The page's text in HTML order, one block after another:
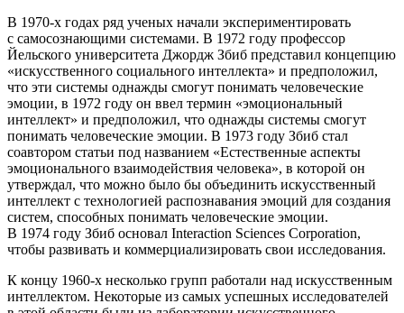
В 1970-х годах ряд ученых начали экспериментировать
с самосознающими системами. В 1972 году профессор
Йельского университета Джордж Збиб представил концепцию
«искусственного социального интеллекта» и предположил,
что эти системы однажды смогут понимать человеческие
эмоции, в 1972 году он ввел термин «эмоциональный
интеллект» и предположил, что однажды системы смогут
понимать человеческие эмоции. В 1973 году Збиб стал
соавтором статьи под названием «Естественные аспекты
эмоционального взаимодействия человека», в которой он
утверждал, что можно было бы объединить искусственный
интеллект с технологией распознавания эмоций для создания
систем, способных понимать человеческие эмоции.
В 1974 году Збиб основал Interaction Sciences Corporation,
чтобы развивать и коммерциализировать свои исследования.
К концу 1960-х несколько групп работали над искусственным
интеллектом. Некоторые из самых успешных исследователей